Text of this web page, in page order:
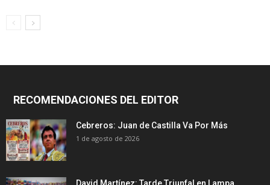
RECOMENDACIONES DEL EDITOR
Cebreros: Juan de Castilla Va Por Más
1 de agosto de 2026
David Martínez: Tarde Triunfal en Lampa